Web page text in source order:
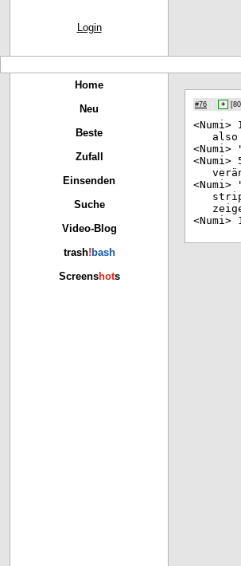
Login
Home
Neu
Beste
Zufall
Einsenden
Suche
Video-Blog
trash! bash
Screenshots
#76 + [
<Numi>
<Numi>
<Numi>
<Numi>
<Numi>